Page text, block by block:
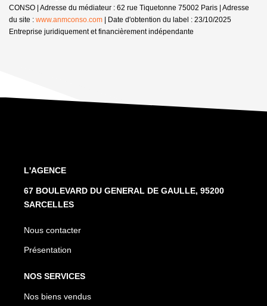
CONSO | Adresse du médiateur : 62 rue Tiquetonne 75002 Paris | Adresse
du site : www.anmconso.com | Date d'obtention du label : 23/10/2025
Entreprise juridiquement et financièrement indépendante
L'AGENCE
67 BOULEVARD DU GENERAL DE GAULLE, 95200
SARCELLES
Nous contacter
Présentation
NOS SERVICES
Nos biens vendus